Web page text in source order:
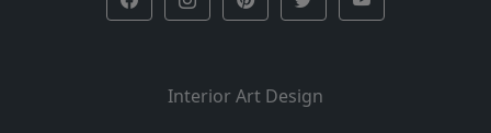
Interior Art Design